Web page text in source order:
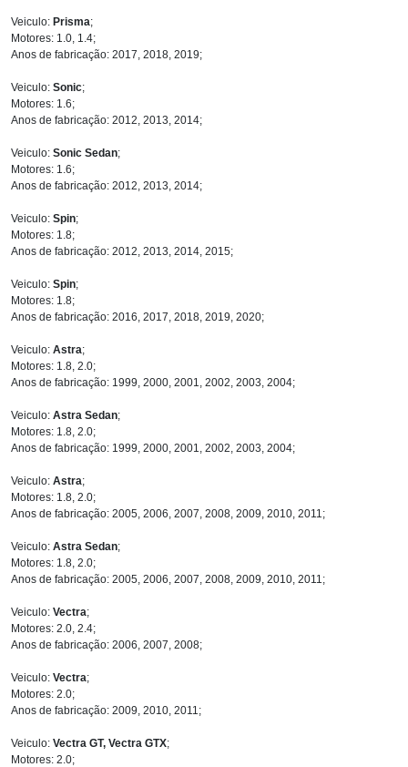
Veiculo: Prisma;
Motores: 1.0, 1.4;
Anos de fabricação: 2017, 2018, 2019;
Veiculo: Sonic;
Motores: 1.6;
Anos de fabricação: 2012, 2013, 2014;
Veiculo: Sonic Sedan;
Motores: 1.6;
Anos de fabricação: 2012, 2013, 2014;
Veiculo: Spin;
Motores: 1.8;
Anos de fabricação: 2012, 2013, 2014, 2015;
Veiculo: Spin;
Motores: 1.8;
Anos de fabricação: 2016, 2017, 2018, 2019, 2020;
Veiculo: Astra;
Motores: 1.8, 2.0;
Anos de fabricação: 1999, 2000, 2001, 2002, 2003, 2004;
Veiculo: Astra Sedan;
Motores: 1.8, 2.0;
Anos de fabricação: 1999, 2000, 2001, 2002, 2003, 2004;
Veiculo: Astra;
Motores: 1.8, 2.0;
Anos de fabricação: 2005, 2006, 2007, 2008, 2009, 2010, 2011;
Veiculo: Astra Sedan;
Motores: 1.8, 2.0;
Anos de fabricação: 2005, 2006, 2007, 2008, 2009, 2010, 2011;
Veiculo: Vectra;
Motores: 2.0, 2.4;
Anos de fabricação: 2006, 2007, 2008;
Veiculo: Vectra;
Motores: 2.0;
Anos de fabricação: 2009, 2010, 2011;
Veiculo: Vectra GT, Vectra GTX;
Motores: 2.0;